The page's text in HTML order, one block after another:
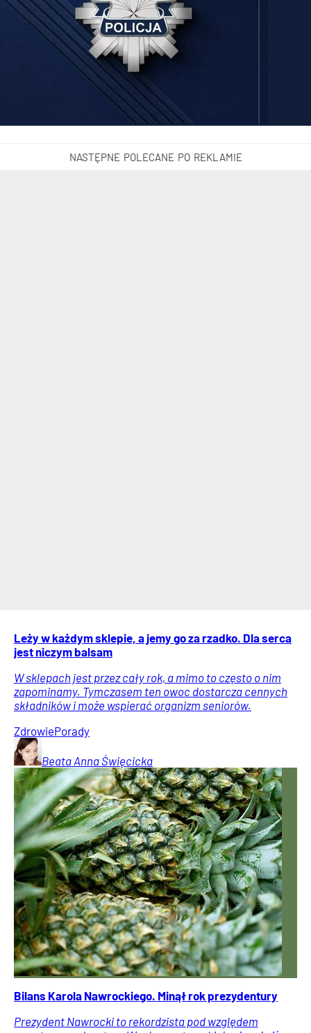
Leży w każdym sklepie, a jemy go za rzadko. Dla serca
jest niczym balsam
W sklepach jest przez cały rok, a mimo to często o nim
zapominamy. Tymczasem ten owoc dostarcza cennych
składników i może wspierać organizm seniorów.
ZdrowiePorady
Beata Anna Święcicka
Bilans Karola Nawrockiego. Minął rok prezydentury
Prezydent Nawrocki to rekordzista pod względem